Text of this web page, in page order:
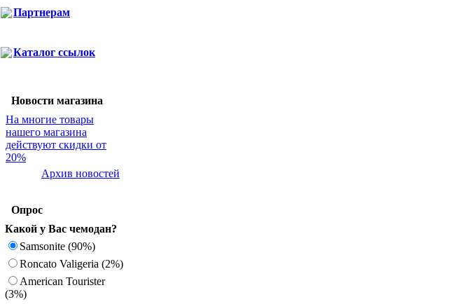
Партнерам
Каталог ссылок
Новости магазина
На многие товары
нашего магазина
действуют скидки от
20%
Архив новостей
Опрос
Какой у Вас чемодан?
Samsonite (90%)
Roncato Valigeria (2%)
American Tourister
(3%)